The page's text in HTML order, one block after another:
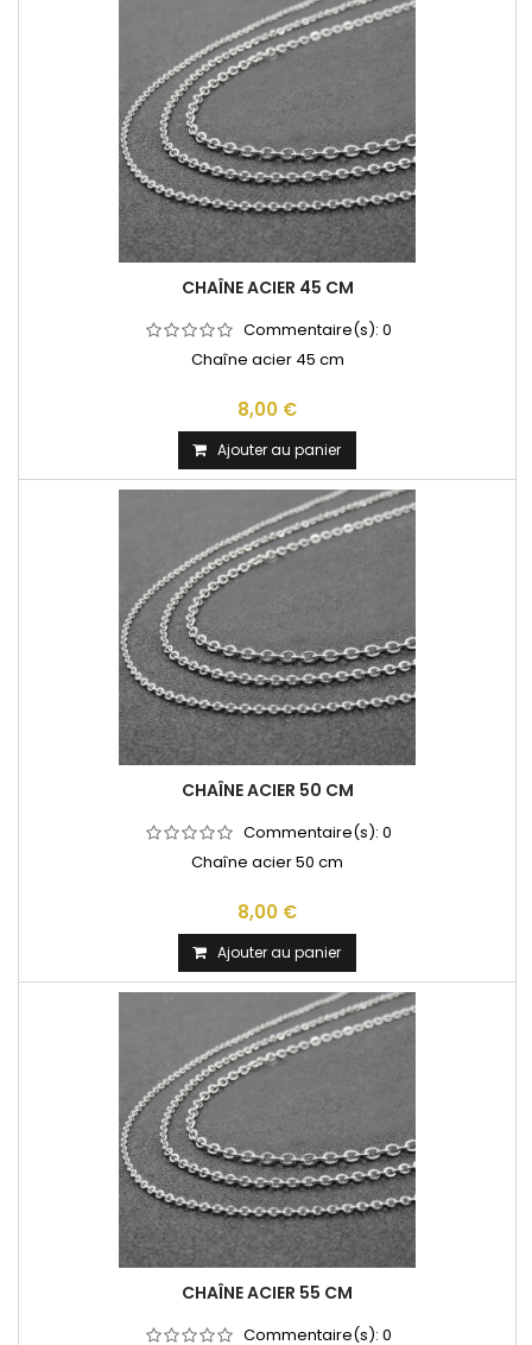
CHAÎNE ACIER 45 CM
Commentaire(s): 0
Chaîne acier 45 cm
8,00 €
Ajouter au panier
CHAÎNE ACIER 50 CM
Commentaire(s): 0
Chaîne acier 50 cm
8,00 €
Ajouter au panier
CHAÎNE ACIER 55 CM
Commentaire(s): 0